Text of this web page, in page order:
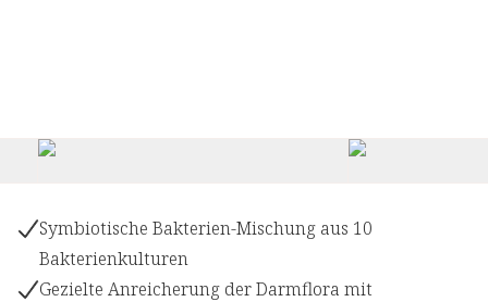
Symbiotische Bakterien-Mischung aus 10
Bakterienkulturen
Gezielte Anreicherung der Darmflora mit